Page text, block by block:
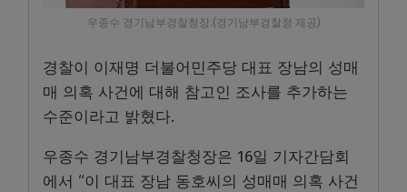
우종수 경기남부경찰청장.(경기남부경찰청 제공)
경찰이 이재명 더불어민주당 대표 장남의 성매
매 의혹 사건에 대해 참고인 조사를 추가하는
수준이라고 밝혔다.
우종수 경기남부경찰청장은 16일 기자간담회
에서 “이 대표 장남 동호씨의 성매매 의혹 사건